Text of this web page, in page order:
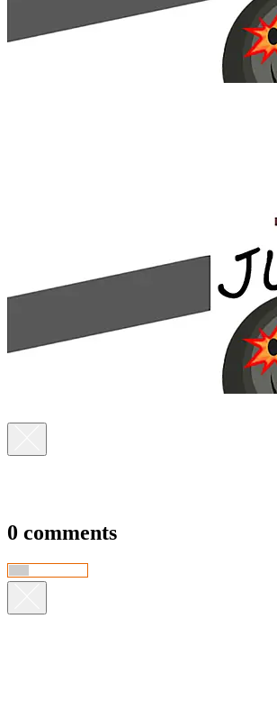
0 comments